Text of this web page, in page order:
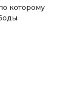
которому